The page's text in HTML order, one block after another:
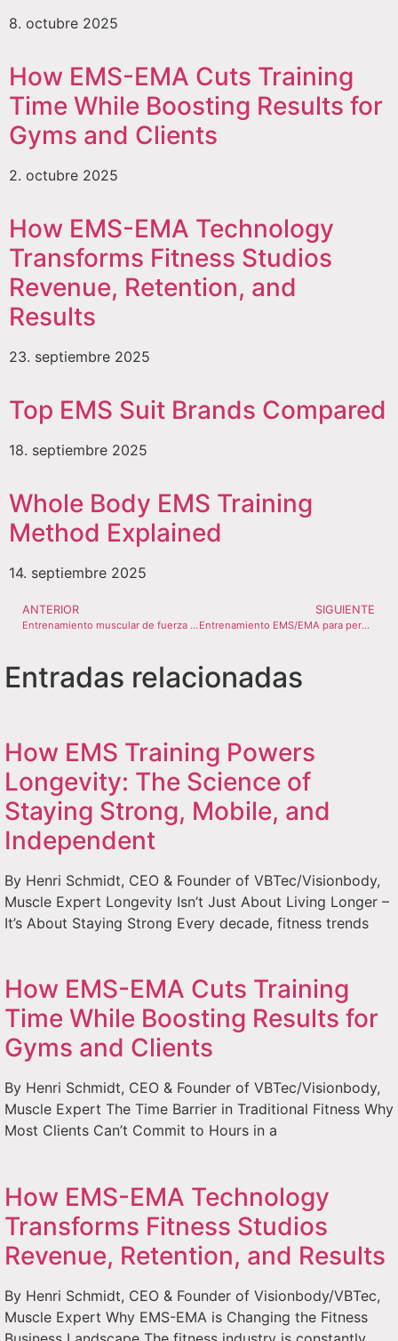
8. octubre 2025
How EMS-EMA Cuts Training
Time While Boosting Results for
Gyms and Clients
2. octubre 2025
How EMS-EMA Technology
Transforms Fitness Studios
Revenue, Retention, and
Results
23. septiembre 2025
Top EMS Suit Brands Compared
18. septiembre 2025
Whole Body EMS Training
Method Explained
14. septiembre 2025
ANTERIOR
Entrenamiento muscular de fuerza EMS/EMA
SIGUIENTE
Entrenamiento EMS/EMA para perder grasa
Entradas relacionadas
How EMS Training Powers
Longevity: The Science of
Staying Strong, Mobile, and
Independent
By Henri Schmidt, CEO & Founder of VBTec/Visionbody,
Muscle Expert Longevity Isn’t Just About Living Longer –
It’s About Staying Strong Every decade, fitness trends
How EMS-EMA Cuts Training
Time While Boosting Results for
Gyms and Clients
By Henri Schmidt, CEO & Founder of VBTec/Visionbody,
Muscle Expert The Time Barrier in Traditional Fitness Why
Most Clients Can’t Commit to Hours in a
How EMS-EMA Technology
Transforms Fitness Studios
Revenue, Retention, and Results
By Henri Schmidt, CEO & Founder of Visionbody/VBTec,
Muscle Expert Why EMS-EMA is Changing the Fitness